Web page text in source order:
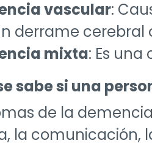
vascular:
derrame cerebral
mixta: Es
sabe si una
de la
la comunicación,